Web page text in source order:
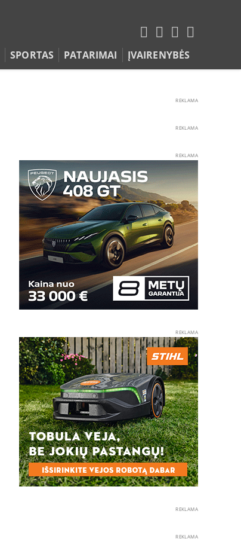
SPORTAS PATARIMAI ĮVAIRENYBĖS
REKLAMA
REKLAMA
REKLAMA
REKLAMA
REKLAMA
REKLAMA